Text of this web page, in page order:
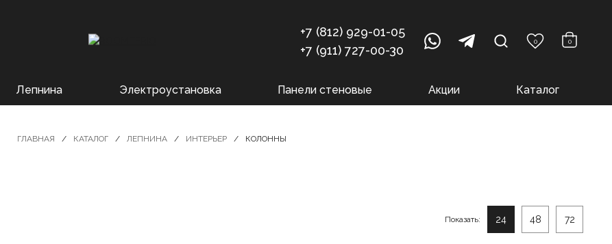
+7 (812) 929-01-05
+7 (911) 727-00-30
0 0
Лепнина Электроустановка Панели стеновые Акции Каталог
ГЛАВНАЯ КАТАЛОГ ЛЕПНИНА ИНТЕРЬЕР КОЛОННЫ
Показать: 24 48 72